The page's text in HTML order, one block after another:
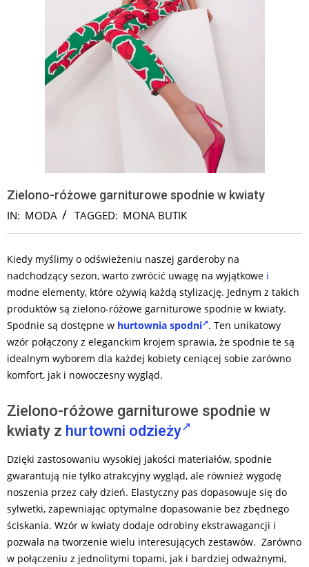
Zielono-różowe garniturowe spodnie w kwiaty
IN: MODA TAGGED: MONA BUTIK
Kiedy myślimy o odświeżeniu naszej garderoby na
nadchodzący sezon, warto zwrócić uwagę na wyjątkowe i
modne elementy, które ożywią każdą stylizację. Jednym z takich
produktów są zielono-różowe garniturowe spodnie w kwiaty.
Spodnie są dostępne w hurtownia spodni . Ten unikatowy
wzór połączony z eleganckim krojem sprawia, że spodnie te są
idealnym wyborem dla każdej kobiety ceniącej sobie zarówno
komfort, jak i nowoczesny wygląd.
Zielono-różowe garniturowe spodnie w
kwiaty z hurtowni odzieży
Dzięki zastosowaniu wysokiej jakości materiałów, spodnie
gwarantują nie tylko atrakcyjny wygląd, ale również wygodę
noszenia przez cały dzień. Elastyczny pas dopasowuje się do
sylwetki, zapewniając optymalne dopasowanie bez zbędnego
ściskania. Wzór w kwiaty dodaje odrobiny ekstrawagancji i
pozwala na tworzenie wielu interesujących zestawów. Zarówno
w połączeniu z jednolitymi topami, jak i bardziej odważnymi,